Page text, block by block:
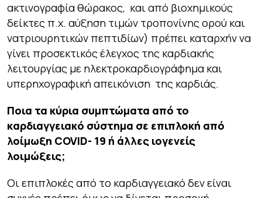
ακτινογραφία θώρακος, και από βιοχημικούς
δείκτες π.χ. αύξηση τιμών τροπονίνης ορού και
νατριουρητικών πεπτιδίων) πρέπει καταρχήν να
γίνει προσεκτικός έλεγχος της καρδιακής
λειτουργίας με ηλεκτροκαρδιογράφημα και
υπερηχογραφική απεικόνιση της καρδιάς.
Ποια τα κύρια συμπτώματα από το
καρδιαγγειακό σύστημα σε επιπλοκή από
λοίμωξη COVID- 19 ή άλλες ιογενείς
λοιμώξεις;
Οι επιπλοκές από το καρδιαγγειακό δεν είναι